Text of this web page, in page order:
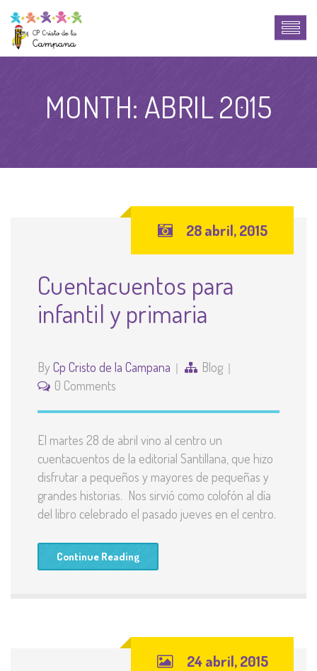
MONTH: ABRIL 2015
28 abril, 2015
Cuentacuentos para
infantil y primaria
By Cp Cristo de la Campana
Blog
0 Comments
El martes 28 de abril vino al centro un
cuentacuentos de la editorial Santillana, que hizo
disfrutar a pequeños y mayores de pequeñas y
grandes historias. Nos sirvió como colofón al día
del libro celebrado el pasado jueves en el centro.
Continue Reading
24 abril, 2015